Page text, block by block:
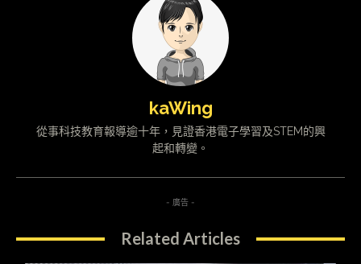
kaWing
從事科技教育報導逾十年，見證香港電子學習及STEM的興
起和轉變。
- 廣告 -
Related Articles